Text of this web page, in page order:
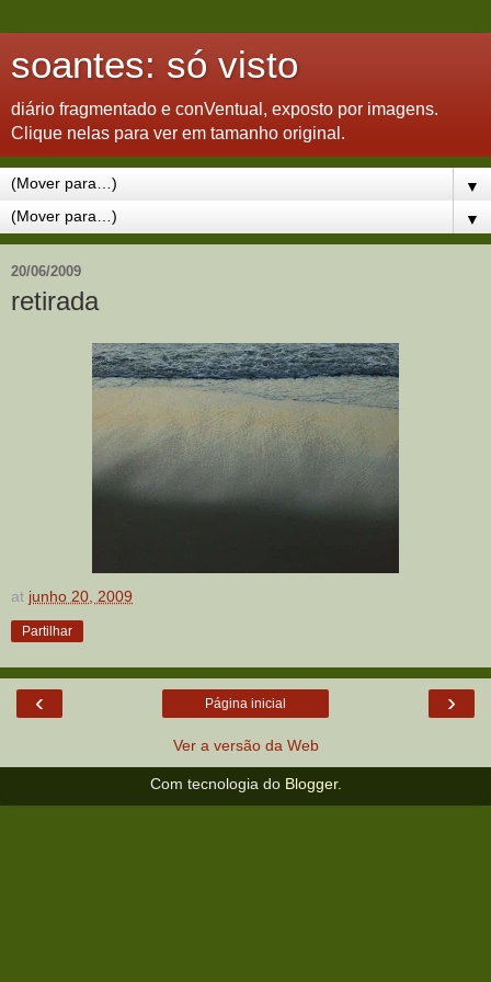
soantes: só visto
diário fragmentado e conVentual, exposto por imagens.
Clique nelas para ver em tamanho original.
▼
▼
20/06/2009
retirada
at junho 20, 2009
Partilhar
‹ ›
Página inicial
Ver a versão da Web
Com tecnologia do Blogger.